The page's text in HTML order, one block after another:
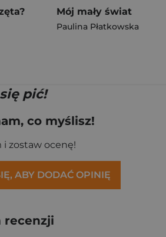
Mój mały świat
Paulina Płatkowska
pić!
co myślisz!
zostaw ocenę!
ABY DODAĆ OPINIĘ
recenzji